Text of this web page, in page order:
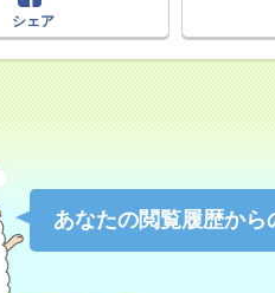
シェア
あなたの閲覧履歴から